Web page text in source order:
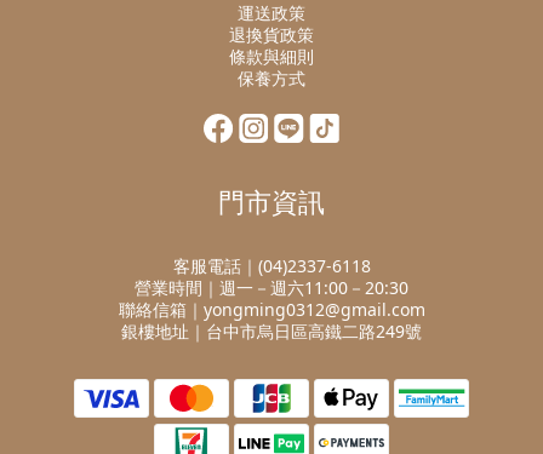
運送政策
退換貨政策
條款與細則
保養方式
門市資訊
客服電話｜(04)2337-6118
營業時間｜週一－週六11:00－20:30
聯絡信箱｜yongming0312@gmail.com
銀樓地址｜台中市烏日區高鐵二路249號